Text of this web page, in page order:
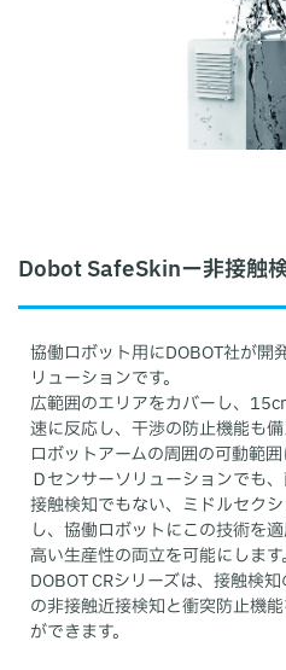
Dobot SafeSkinー非接触
協働ロボット用にDOBOT社が開
リューションです。
広範囲のエリアをカバーし、
速に反応し、干渉の防止機能も備
ロボットアームの周囲の可動範
Ｄセンサーソリューションでも
接触検知でもない、ミドルセク
し、協働ロボットにこの技術を
高い生産性の両立を可能にします。
DOBOT CRシリーズは、接触検
の非接触近接検知と衝突防止機
ができます。